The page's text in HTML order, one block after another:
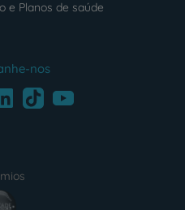
e Planos de saúde
nos
TikTokYoutube